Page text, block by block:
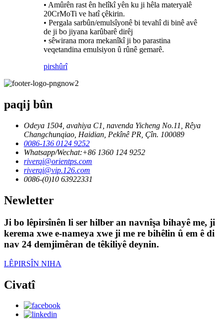
• Amûrên rast ên helîkî yên ku ji hêla materyalê
20CrMoTi ve hatî çêkirin.
• Pergala sarbûn/emulsîyonê bi tevahî di binê avê
de ji bo jiyana karûbarê dirêj
• sêwirana mora mekanîkî ji bo parastina
veqetandina emulsiyon û rûnê gemarê.
pirshûrî
paqij bûn
Odeya 1504, avahiya C1, navenda Yicheng No.11, Rêya
Changchunqiao, Haidian, Pekînê PR, Çîn. 100089
0086-136 0124 9252
Whatsapp/Wechat:+86 1360 124 9252
riverqi@orientps.com
riverqi@vip.126.com
0086-(0)10 63922331
Newletter
Ji bo lêpirsînên li ser hilber an navnîşa bihayê me, ji
kerema xwe e-nameya xwe ji me re bihêlin û em ê di
nav 24 demjimêran de têkiliyê deynin.
LÊPIRSÎN NIHA
Civatî